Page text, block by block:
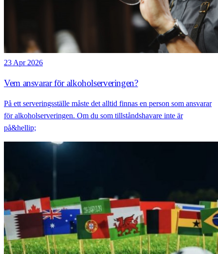
23 Apr 2026
Vem ansvarar för alkoholserveringen?
På ett serveringsställe måste det alltid finnas en person som ansvarar
för alkoholserveringen. Om du som tillståndshavare inte är
på&hellip;